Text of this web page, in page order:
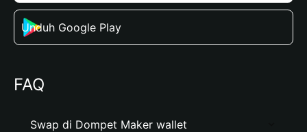
Unduh Google Play
FAQ
Swap di Dompet Maker wallet